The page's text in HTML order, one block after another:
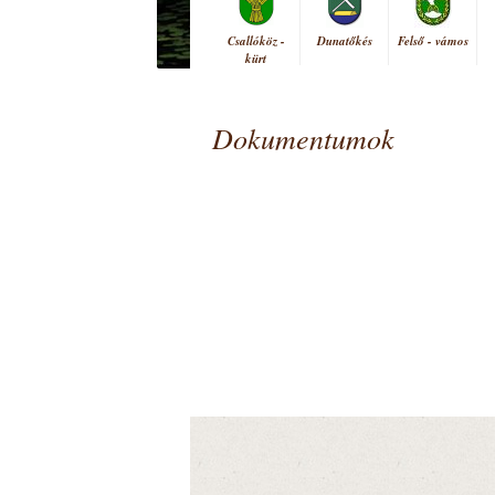
Csallóköz -
kürt
Dunatőkés Felső - vámos
Dokumentumok